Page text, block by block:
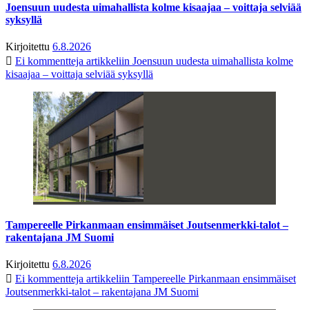
Joensuun uudesta uimahallista kolme kisaajaa – voittaja selviää
syksyllä
Kirjoitettu 6.8.2026
Ei kommentteja artikkeliin Joensuun uudesta uimahallista kolme
kisaajaa – voittaja selviää syksyllä
Tampereelle Pirkanmaan ensimmäiset Joutsenmerkki-talot –
rakentajana JM Suomi
Kirjoitettu 6.8.2026
Ei kommentteja artikkeliin Tampereelle Pirkanmaan ensimmäiset
Joutsenmerkki-talot – rakentajana JM Suomi